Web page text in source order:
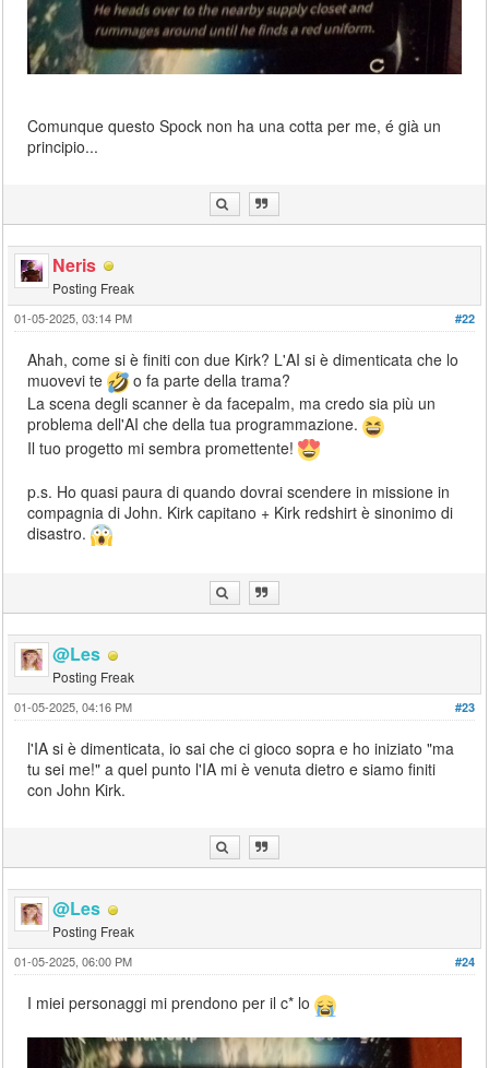
Comunque questo Spock non ha una cotta per me, é già un
principio...
Neris
Posting Freak
#22
01-05-2025, 03:14 PM
Ahah, come si è finiti con due Kirk? L'AI si è dimenticata che lo
muovevi te
o fa parte della trama?
La scena degli scanner è da facepalm, ma credo sia più un
problema dell'AI che della tua programmazione.
Il tuo progetto mi sembra promettente!
p.s. Ho quasi paura di quando dovrai scendere in missione in
compagnia di John. Kirk capitano + Kirk redshirt è sinonimo di
disastro.
@Les
Posting Freak
#23
01-05-2025, 04:16 PM
l'IA si è dimenticata, io sai che ci gioco sopra e ho iniziato "ma
tu sei me!" a quel punto l'IA mi è venuta dietro e siamo finiti
con John Kirk.
@Les
Posting Freak
#24
01-05-2025, 06:00 PM
I miei personaggi mi prendono per il c* lo